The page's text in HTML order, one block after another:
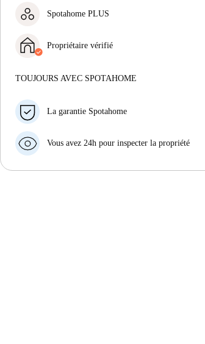
Plus d'informations
s'assurer que vous obtenez exactement ce que vous
En savoir plus sur la vérification
Spotahome PLUS
pour nos locataires en offrant l'accès aux normes
sécurité les plus élevées et un soutien
Propriétaire vérifié
Plus d'informations sur ce propriétaire
TOUJOURS AVEC SPOTAHOME
La garantie Spotahome
préavis, nous allons soit (A) vous payer une
soit (B) vous rembourser en totalité.
Vous avez 24h pour inspecter la propriété